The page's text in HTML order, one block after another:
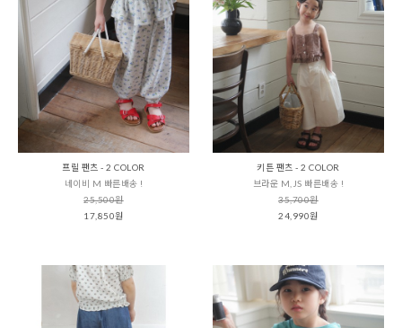
프릴 팬츠 - 2 COLOR
네이비 M 빠른배송 !
25,500원
17,850원
키튼 팬츠 - 2 COLOR
브라운 M,JS 빠른배송 !
35,700원
24,990원